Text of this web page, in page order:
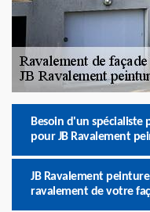
Besoin d'un spécialiste
pour JB Ravalement
JB Ravalement
ravalement de votre